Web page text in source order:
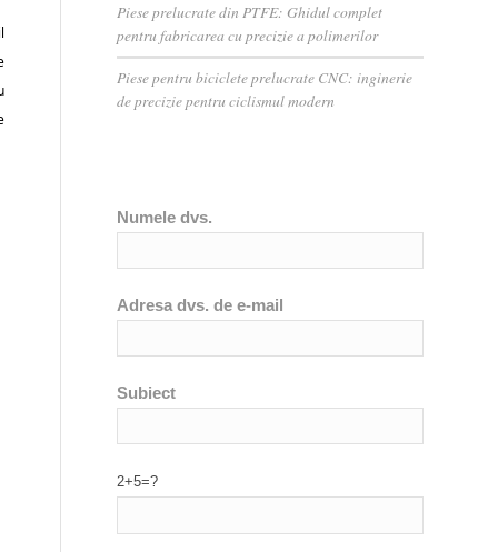
Piese prelucrate din PTFE: Ghidul complet
pentru fabricarea cu precizie a polimerilor
Piese pentru biciclete prelucrate CNC: inginerie
de precizie pentru ciclismul modern
Numele dvs.
Adresa dvs. de e-mail
Subiect
2+5=?